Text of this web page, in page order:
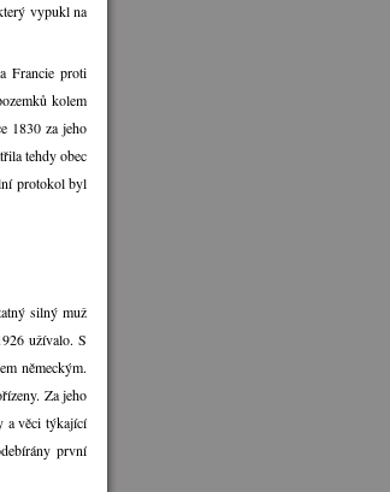
vypukl na
Francie proti
kolem
1830 za jeho
tehdy obec
protokol byl
silný muž
užívalo. S
německým.
Za jeho
a věci týkající
první